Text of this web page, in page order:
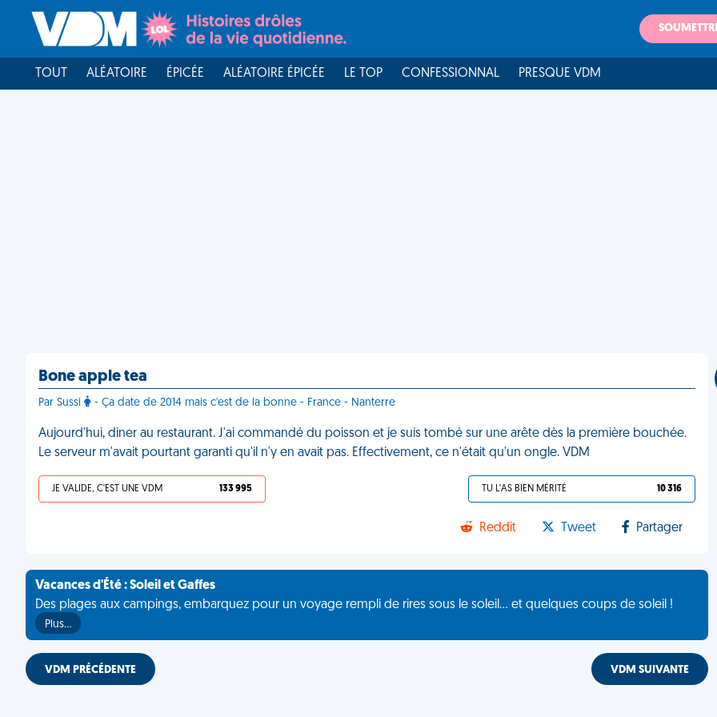
TOUT ALÉATOIRE ÉPICÉE ALÉATOIRE ÉPICÉE LE TOP CONFESSIONNAL PRESQUE VDM
Bone apple tea
Par Sussi - Ça date de 2014 mais c'est de la bonne - France - Nanterre
Aujourd'hui, diner au restaurant. J'ai commandé du poisson et je suis tombé sur une arête dès la première bouchée.
Le serveur m'avait pourtant garanti qu'il n'y en avait pas. Effectivement, ce n'était qu'un ongle. VDM
JE VALIDE, C'EST UNE VDM 133 995 TU L'AS BIEN MÉRITÉ 10 316
Reddit Tweet Partager
Vacances d'Été : Soleil et Gaffes
Des plages aux campings, embarquez pour un voyage rempli de rires sous le soleil... et quelques coups de soleil !
Plus…
VDM PRÉCÉDENTE VDM SUIVANTE